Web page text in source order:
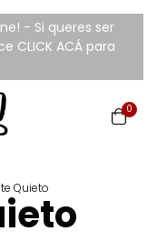
- Si queres ser
CLICK ACÁ para
0
Quieto